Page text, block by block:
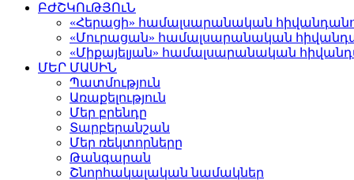
ԲԺՇԿՈւԹՅՈւՆ
«Հերացի» համալսարանական
«Մուրացան» համալսարանական
«Միքայելյան» համալսարանական
ՄԵՐ ՄԱՍԻՆ
Պատմություն
Առաքելություն
Մեր բրենդը
Տարբերանշան
Մեր ռեկտորները
Թանգարան
Շնորհակալական նամակներ